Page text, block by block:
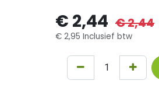
€ 2,44 €2,44
€ 2,95 Inclusief btw